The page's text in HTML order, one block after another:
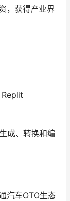
，获得产业界
成、转换和编
汽车OTO生态